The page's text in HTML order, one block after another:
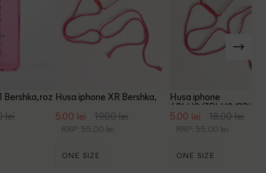
Bershka, roz
lei
Husa iphone XR Bershka,
5.00 lei 19.00 lei
RRP: 55.00 lei
ONE SIZE
Husa iphone
6PLUS/7PLUS/8PLUS
Bershka, roz
5.00 lei 18.00 lei
RRP: 55.00 lei
ONE SIZE